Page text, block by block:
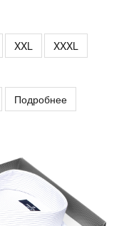
XXL XXXL
Подробнее